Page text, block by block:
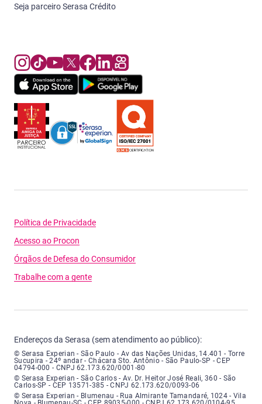
Seja parceiro Serasa Crédito
Política de Privacidade
Acesso ao Procon
Órgãos de Defesa do Consumidor
Trabalhe com a gente
Endereços da Serasa (sem atendimento ao público):
Serasa Experian - São Paulo - Endereço: Avenida das Nações Unidas,
© Serasa Experian - São Paulo - Av das Nações Unidas, 14.401 - Torre
Sucupira - 24º andar - Chácara Sto. Antônio - São Paulo-SP - CEP
04794-000 - CNPJ 62.173.620/0001-80
Serasa Experian - São Carlos - Endereço: Avenida Doutor Heitor José
© Serasa Experian - São Carlos - Av. Dr. Heitor José Reali, 360 - São
Carlos-SP - CEP 13571-385 - CNPJ 62.173.620/0093-06
Serasa Experian - Blumenau - Endereço: Rua Almirante Tamandaré,
© Serasa Experian - Blumenau - Rua Almirante Tamandaré, 1024 - Vila